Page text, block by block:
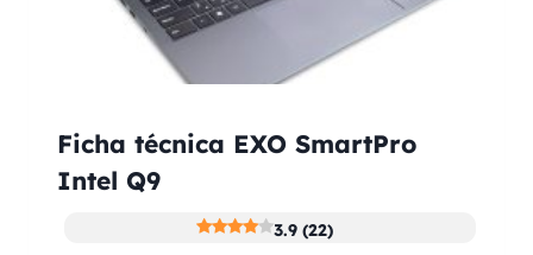
Ficha técnica EXO SmartPro
Intel Q9
3.9 (22)